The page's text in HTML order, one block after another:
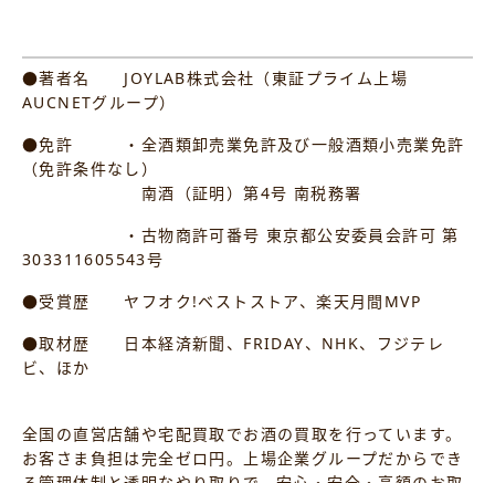
●著者名 JOYLAB株式会社（東証プライム上場
AUCNETグループ）
●免許 ・全酒類卸売業免許及び一般酒類小売業免許
（免許条件なし）
南酒（証明）第4号 南税務署
・古物商許可番号 東京都公安委員会許可 第
303311605543号
●受賞歴 ヤフオク!ベストストア、楽天月間MVP
●取材歴 日本経済新聞、FRIDAY、NHK、フジテレ
ビ、ほか
全国の直営店舗や宅配買取でお酒の買取を行っています。
お客さま負担は完全ゼロ円。上場企業グループだからでき